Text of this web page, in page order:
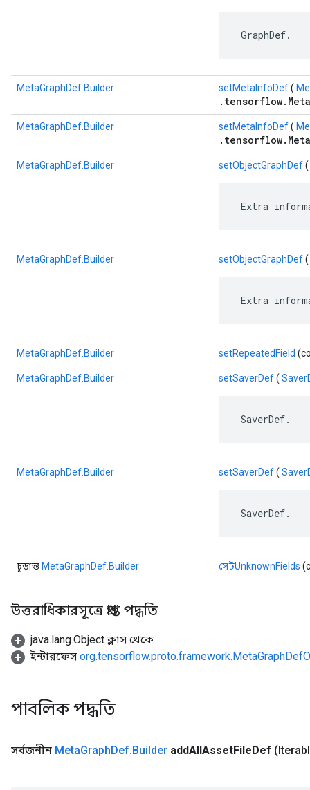
GraphDef.
MetaGraphDef.Builder setMetaInfoDef(
MetaGraphDef.Builder setMetaInfoDef(
MetaGraphDef.Builder setObjectGraphDef(
Extra
MetaGraphDef.Builder setObjectGraphDef(
Extra
MetaGraphDef.Builder setRepeatedField
MetaGraphDef.Builder setSaverDef(
SaverDef.
MetaGraphDef.Builder setSaverDef(
SaverDef.
চূড়ান্ত MetaGraphDef.Builder সেটUnknownFields
উত্তরাধিকারসূত্রে প্রাপ্ত পদ্ধতি
java.lang.Object ক্লাস থেকে
ইন্টারফেস
পাবলিক পদ্ধতি
সর্বজনীন MetaGraphDef.Builder addAllAssetFileDef